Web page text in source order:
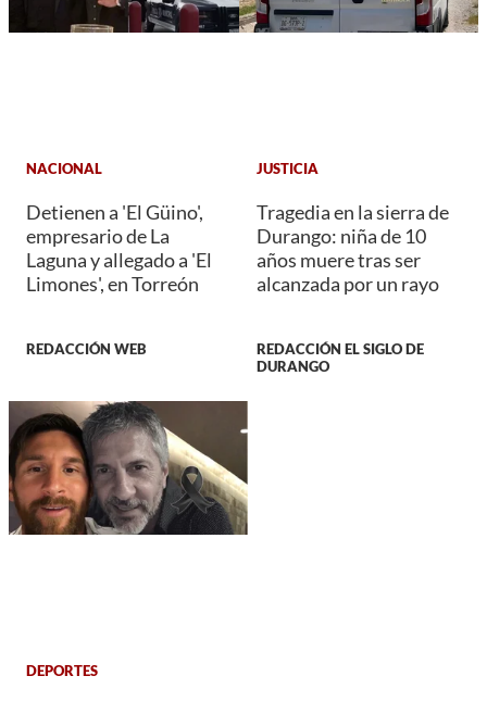
NACIONAL
Detienen a 'El Güino',
empresario de La
Laguna y allegado a 'El
Limones', en Torreón
REDACCIÓN WEB
JUSTICIA
Tragedia en la sierra de
Durango: niña de 10
años muere tras ser
alcanzada por un rayo
REDACCIÓN EL SIGLO DE
DURANGO
DEPORTES